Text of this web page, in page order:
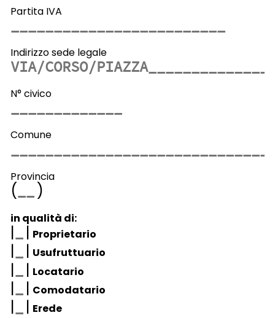
Partita IVA
Indirizzo sede legale
N° civico
Comune
Provincia
( )
in qualità di:
| | Proprietario
| | Usufruttuario
| | Locatario
| | Comodatario
| | Erede